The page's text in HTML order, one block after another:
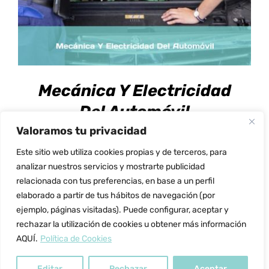
Valoramos tu privacidad
Este sitio web utiliza cookies propias y de terceros, para
analizar nuestros servicios y mostrarte publicidad
relacionada con tus preferencias, en base a un perfil
elaborado a partir de tus hábitos de navegación (por
ejemplo, páginas visitadas). Puede configurar, aceptar y
rechazar la utilización de cookies u obtener más información
AQUÍ. Política de Cookies
VARIANTES.
LAS
OPCIONES
SE
PUEDEN
ELEGIR
EN
LA
PÁGINA
Mecánica Y Electricidad
Del Automóvil
597.00€-1,197.00
de
precios:
desde
597.00 €
hasta